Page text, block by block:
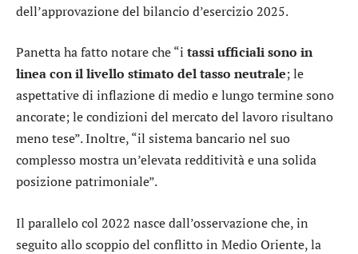
dell’approvazione del bilancio d’esercizio 2025.
Panetta ha fatto notare che “i tassi ufficiali sono in
linea con il livello stimato del tasso neutrale; le
aspettative di inflazione di medio e lungo termine sono
ancorate; le condizioni del mercato del lavoro risultano
meno tese”. Inoltre, “il sistema bancario nel suo
complesso mostra un’elevata redditività e una solida
posizione patrimoniale”.
Il parallelo col 2022 nasce dall’osservazione che, in
seguito allo scoppio del conflitto in Medio Oriente, la